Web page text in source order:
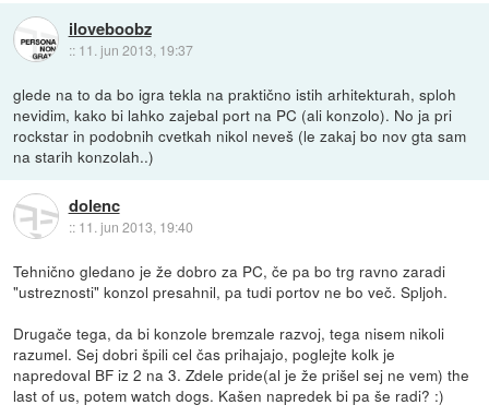
iloveboobz
:: 11. jun 2013, 19:37
glede na to da bo igra tekla na praktično istih arhitekturah, sploh
nevidim, kako bi lahko zajebal port na PC (ali konzolo). No ja pri
rockstar in podobnih cvetkah nikol neveš (le zakaj bo nov gta sam
na starih konzolah..)
dolenc
:: 11. jun 2013, 19:40
Tehnično gledano je že dobro za PC, če pa bo trg ravno zaradi
"ustreznosti" konzol presahnil, pa tudi portov ne bo več. Spljoh.
Drugače tega, da bi konzole bremzale razvoj, tega nisem nikoli
razumel. Sej dobri špili cel čas prihajajo, poglejte kolk je
napredoval BF iz 2 na 3. Zdele pride(al je že prišel sej ne vem) the
last of us, potem watch dogs. Kašen napredek bi pa še radi? :)